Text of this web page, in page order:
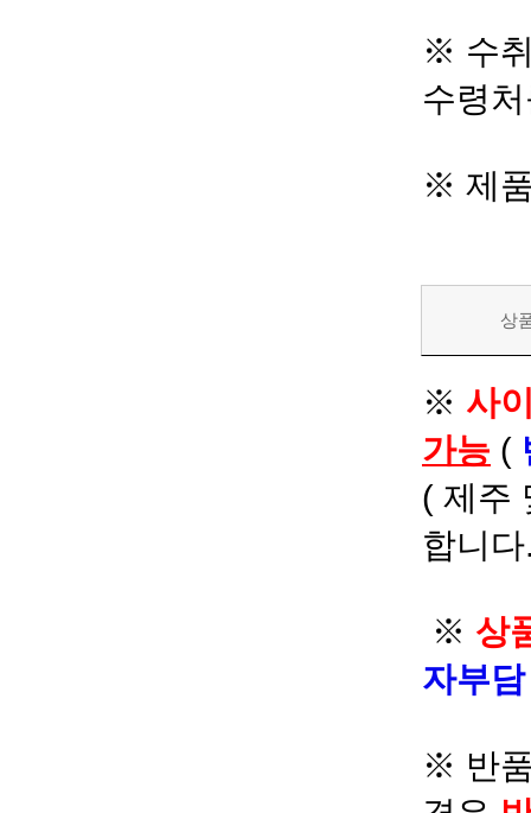
※ 수
수령
※ 제
상
※ 사
가능 (
( 제주
합니
※ 상
자부
※ 반